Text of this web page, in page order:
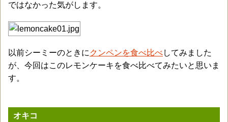
ではなかった気がします。
以前シーミーのときに クンペンを食べ比べしてみました
が、今回はこのレモンケーキを食べ比べてみたいと思いま
す。
オキコ